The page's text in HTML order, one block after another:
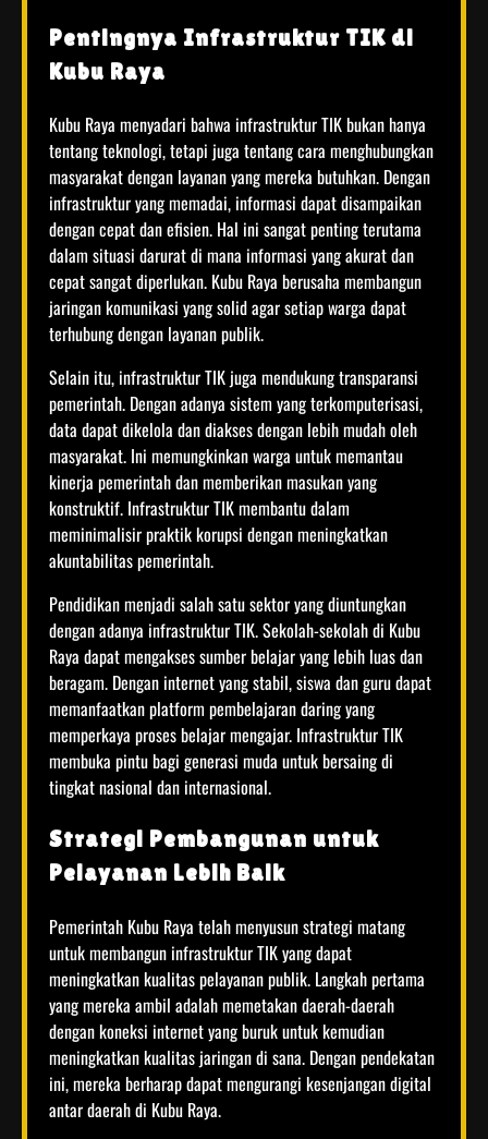
Pentingnya Infrastruktur TIK di
Kubu Raya
Kubu Raya menyadari bahwa infrastruktur TIK bukan hanya
tentang teknologi, tetapi juga tentang cara menghubungkan
masyarakat dengan layanan yang mereka butuhkan. Dengan
infrastruktur yang memadai, informasi dapat disampaikan
dengan cepat dan efisien. Hal ini sangat penting terutama
dalam situasi darurat di mana informasi yang akurat dan
cepat sangat diperlukan. Kubu Raya berusaha membangun
jaringan komunikasi yang solid agar setiap warga dapat
terhubung dengan layanan publik.
Selain itu, infrastruktur TIK juga mendukung transparansi
pemerintah. Dengan adanya sistem yang terkomputerisasi,
data dapat dikelola dan diakses dengan lebih mudah oleh
masyarakat. Ini memungkinkan warga untuk memantau
kinerja pemerintah dan memberikan masukan yang
konstruktif. Infrastruktur TIK membantu dalam
meminimalisir praktik korupsi dengan meningkatkan
akuntabilitas pemerintah.
Pendidikan menjadi salah satu sektor yang diuntungkan
dengan adanya infrastruktur TIK. Sekolah-sekolah di Kubu
Raya dapat mengakses sumber belajar yang lebih luas dan
beragam. Dengan internet yang stabil, siswa dan guru dapat
memanfaatkan platform pembelajaran daring yang
memperkaya proses belajar mengajar. Infrastruktur TIK
membuka pintu bagi generasi muda untuk bersaing di
tingkat nasional dan internasional.
Strategi Pembangunan untuk
Pelayanan Lebih Baik
Pemerintah Kubu Raya telah menyusun strategi matang
untuk membangun infrastruktur TIK yang dapat
meningkatkan kualitas pelayanan publik. Langkah pertama
yang mereka ambil adalah memetakan daerah-daerah
dengan koneksi internet yang buruk untuk kemudian
meningkatkan kualitas jaringan di sana. Dengan pendekatan
ini, mereka berharap dapat mengurangi kesenjangan digital
antar daerah di Kubu Raya.